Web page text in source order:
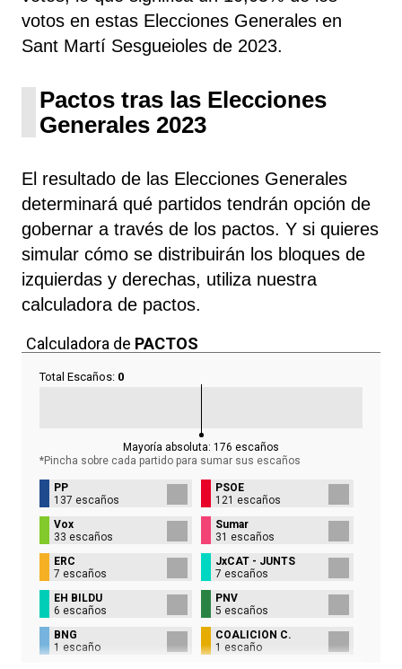
votos en estas Elecciones Generales en
Sant Martí Sesgueioles de 2023.
Pactos tras las Elecciones
Generales 2023
El resultado de las Elecciones Generales
determinará qué partidos tendrán opción de
gobernar a través de los pactos. Y si quieres
simular cómo se distribuirán los bloques de
izquierdas y derechas, utiliza nuestra
calculadora de pactos.
Calculadora de PACTOS
Total Escaños: 0
Mayoría absoluta: 176 escaños
*Pincha sobre cada partido para sumar sus escaños
PP
137 escaños
PSOE
121 escaños
Vox
33 escaños
Sumar
31 escaños
ERC
7 escaños
JxCAT - JUNTS
7 escaños
EH BILDU
6 escaños
PNV
5 escaños
BNG
1 escaño
COALICIÓN C.
1 escaño